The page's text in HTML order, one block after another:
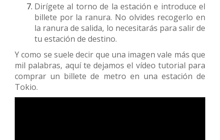
Dirígete al torno de la estación e introduce el
billete por la ranura. No olvides recogerlo en
la ranura de salida, lo necesitarás para salir de
tu estación de destino.
Y como se suele decir que una imagen vale más que
mil palabras, aquí te dejamos el vídeo tutorial para
comprar un billete de metro en una estación de
Tokio.